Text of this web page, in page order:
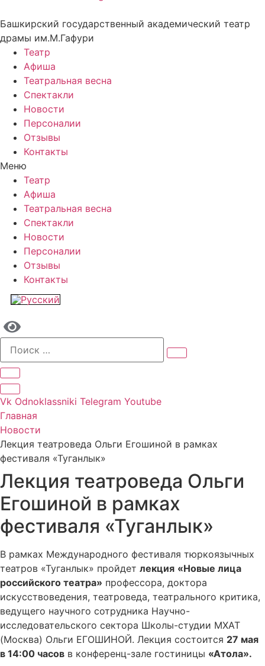
Башкирский государственный академический театр
драмы им.М.Гафури
Театр
Афиша
Театральная весна
Спектакли
Новости
Персоналии
Отзывы
Контакты
Меню
Театр
Афиша
Театральная весна
Спектакли
Новости
Персоналии
Отзывы
Контакты
Vk Odnoklassniki Telegram Youtube
Главная
Новости
Лекция театроведа Ольги Егошиной в рамках
фестиваля «Туганлык»
Лекция театроведа Ольги
Егошиной в рамках
фестиваля «Туганлык»
В рамках Международного фестиваля тюркоязычных
театров «Туганлык» пройдет лекция «Новые лица
российского театра» профессора, доктора
искусствоведения, театроведа, театрального критика,
ведущего научного сотрудника Научно-
исследовательского сектора Школы-студии МХАТ
(Москва) Ольги ЕГОШИНОЙ. Лекция состоится 27 мая
в 14:00 часов в конференц-зале гостиницы «Атола».